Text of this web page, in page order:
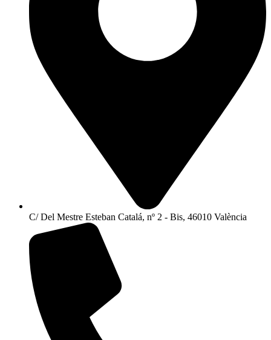
C/ Del Mestre Esteban Catalá, nº 2 - Bis, 46010 València